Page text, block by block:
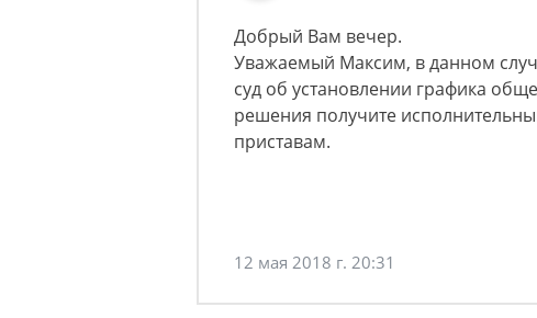
Добрый Вам вечер.
Уважаемый Максим, в данном
суд об установлении графика
решения получите
приставам.
12 мая 2018 г. 20:31